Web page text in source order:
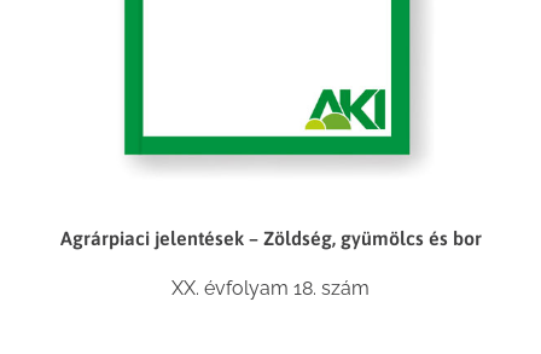
Agrárpiaci jelentések – Zöldség, gyümölcs és bor
XX. évfolyam 18. szám